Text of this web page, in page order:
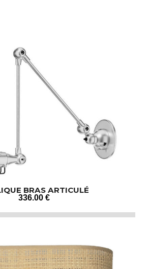
BRAS ARTICULÉ
336.00 €